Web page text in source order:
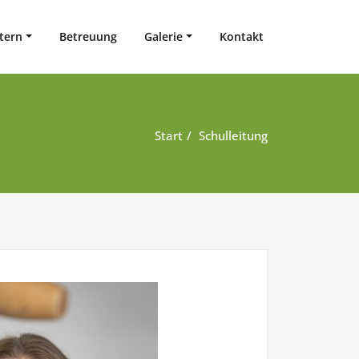
Betreuung Galerie Kontakt
Start Schulleitung